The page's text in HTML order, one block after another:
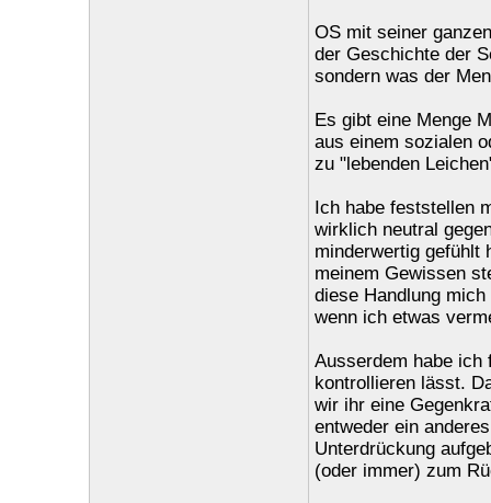
OS mit seiner
der Geschichte der
sondern was der
Es gibt eine Menge
aus einem sozialen
zu "lebenden
Ich habe feststellen
wirklich neutral
minderwertig gefühlt
meinem Gewissen
diese Handlung
wenn ich etwas
Ausserdem habe
kontrollieren lässt.
wir ihr eine
entweder ein
Unterdrückung
(oder immer) zum